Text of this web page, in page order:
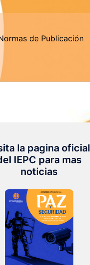
de Publicación
la pagina oficial
IEPC para mas
noticias